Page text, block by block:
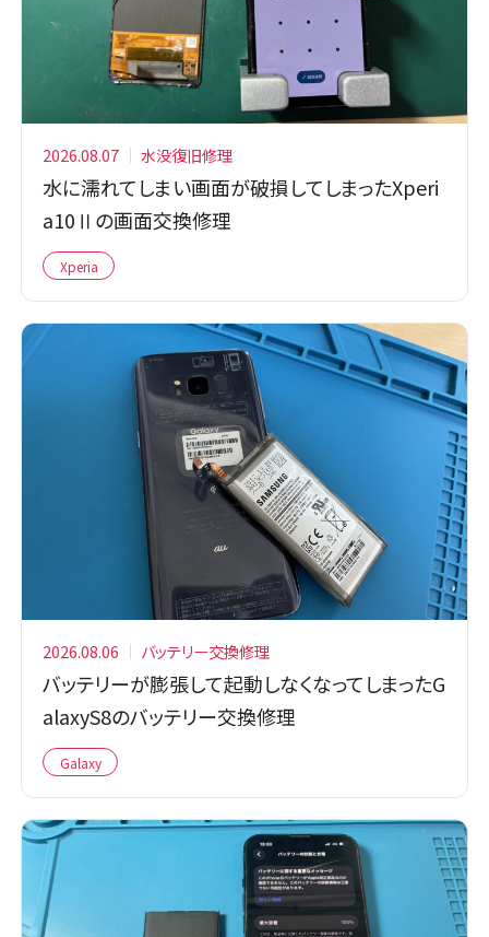
2026.08.07 水没復旧修理
水に濡れてしまい画面が破損してしまったXperi
a10Ⅱの画面交換修理
Xperia
2026.08.06 バッテリー交換修理
バッテリーが膨張して起動しなくなってしまったG
alaxyS8のバッテリー交換修理
Galaxy